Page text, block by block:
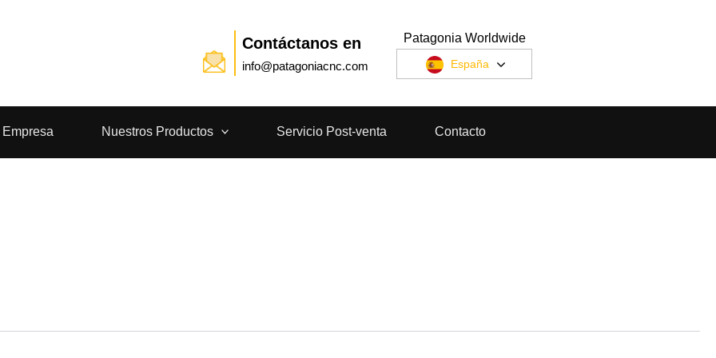
Contáctanos en
info@patagoniacnc.com
Patagonia Worldwide
España
Nuestros Productos Servicio Post-venta Contacto